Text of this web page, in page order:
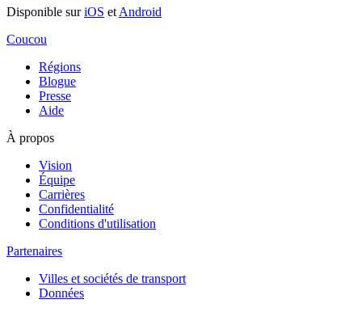
Disponible suriOS et Android
Coucou
Régions
Blogue
Presse
Aide
À propos
Vision
Équipe
Carrières
Confidentialité
Conditions d'utilisation
Partenaires
Villes et sociétés de transport
Données